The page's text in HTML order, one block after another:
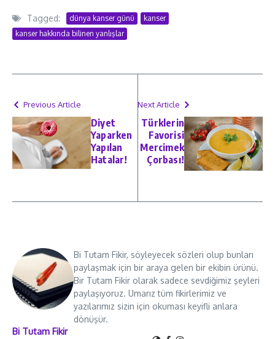
Tagged: dünya kanser günü
kanser
kanser hakkında bilinen yanlışlar
Previous Article
Diyet
Yaparken
Yapılan
Hatalar!
Next Article
Türklerin
Favorisi
Mercimek
Çorbası!
Bi Tutam Fikir
Bi Tutam Fikir, söyleyecek sözleri olup bunları
paylaşmak için bir araya gelen bir ekibin ürünü.
Bir Tutam Fikir olarak sadece sevdiğimiz şeyleri
paylaşıyoruz. Umarız tüm fikirlerimiz ve
yazılarımız sizin için okuması keyifli anlara
dönüşür.